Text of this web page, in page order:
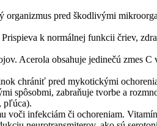
organizmus pred škodlivými
k normálnej funkcii čriev,
Acerola obsahuje jedinečú zmes
chrániť pred mykotickými
spôsobmi, zabraňuje tvorbe a
pľúca).
infekciám či ochoreniam.